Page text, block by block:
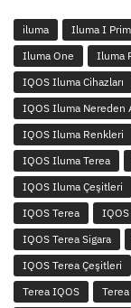
iluma Iluma I
Iluma One
Iluma
IQOS Iluma Cihazları
IQOS Iluma Nereden
IQOS Iluma Renkleri
IQOS Iluma Terea
IQOS Iluma Çeşitleri
IQOS Terea
IQOS Terea Sigara
IQOS Terea Çeşitleri
Terea IQOS